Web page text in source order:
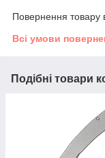
Повернення товару
Всі умови
Подібні товари